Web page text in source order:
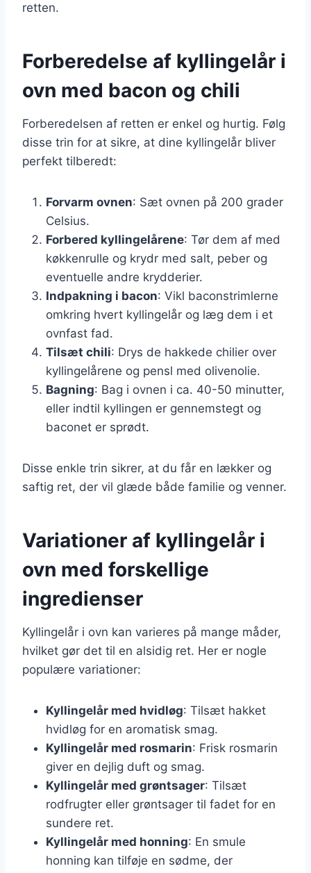
retten.
Forberedelse af kyllingelår i
ovn med bacon og chili
Forberedelsen af retten er enkel og hurtig. Følg
disse trin for at sikre, at dine kyllingelår bliver
perfekt tilberedt:
Forvarm ovnen: Sæt ovnen på 200 grader
Celsius.
Forbered kyllingelårene: Tør dem af med
køkkenrulle og krydr med salt, peber og
eventuelle andre krydderier.
Indpakning i bacon: Vikl baconstrimlerne
omkring hvert kyllingelår og læg dem i et
ovnfast fad.
Tilsæt chili: Drys de hakkede chilier over
kyllingelårene og pensl med olivenolie.
Bagning: Bag i ovnen i ca. 40-50 minutter,
eller indtil kyllingen er gennemstegt og
baconet er sprødt.
Disse enkle trin sikrer, at du får en lækker og
saftig ret, der vil glæde både familie og venner.
Variationer af kyllingelår i
ovn med forskellige
ingredienser
Kyllingelår i ovn kan varieres på mange måder,
hvilket gør det til en alsidig ret. Her er nogle
populære variationer:
Kyllingelår med hvidløg: Tilsæt hakket
hvidløg for en aromatisk smag.
Kyllingelår med rosmarin: Frisk rosmarin
giver en dejlig duft og smag.
Kyllingelår med grøntsager: Tilsæt
rodfrugter eller grøntsager til fadet for en
sundere ret.
Kyllingelår med honning: En smule
honning kan tilføje en sødme, der